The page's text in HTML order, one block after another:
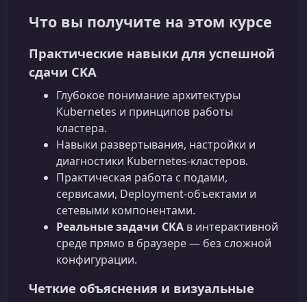
Что вы получите на этом курсе
Практические навыки для успешной
сдачи CKA
Глубокое понимание архитектуры
Kubernetes и принципов работы
кластера.
Навыки развертывания, настройки и
диагностики Kubernetes‑кластеров.
Практическая работа с подами,
сервисами, Deployment‑объектами и
сетевыми компонентами.
Реальные задачи CKA в интерактивной
среде прямо в браузере — без сложной
конфигурации.
Четкие объяснения и визуальные